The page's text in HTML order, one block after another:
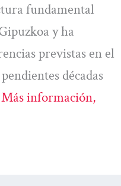
fundamental
y ha
previstas en el
décadas
Más información,